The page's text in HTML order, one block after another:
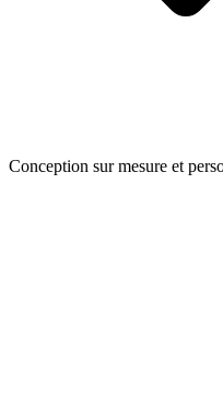
Conception sur mesure et